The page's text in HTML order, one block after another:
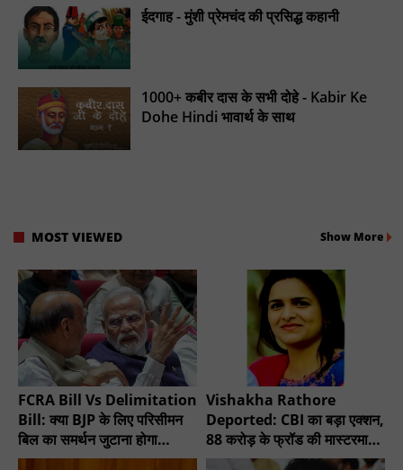
ईदगाह - मुंशी प्रेमचंद की प्रसिद्ध कहानी
1000+ कबीर दास के सभी दोहे - Kabir Ke
Dohe Hindi भावार्थ के साथ
MOST VIEWED Show More
FCRA Bill Vs Delimitation
Bill: क्या BJP के लिए परिसीमन
बिल का समर्थन जुटाना होगा
मुश्किल?
Vishakha Rathore
Deported: CBI का बड़ा एक्शन,
88 करोड़ के फ्रॉड की मास्टरमाइंड
गिरफ्तार